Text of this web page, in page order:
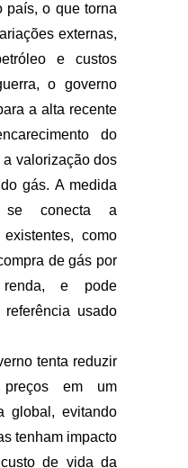
país, o que torna
externas,
e custos
o governo
a alta recente
do
valorização dos
gás. A medida
se conecta a
como
de gás por
e pode
usado
tenta reduzir
em um
global, evitando
tenham impacto
de vida da